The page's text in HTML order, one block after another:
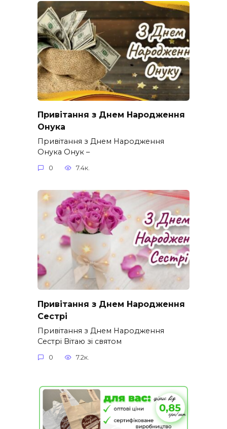
Привітання з Днем Народження
Онука
Привітання з Днем Народження
Онука Онук –
0 7.4к.
Привітання з Днем Народження
Сестрі
Привітання з Днем Народження
Сестрі Вітаю зі святом
0 7.2к.